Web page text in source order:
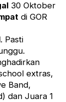
30 Oktober
di GOR
. Pasti
extras,
Band,
dan Juara 1